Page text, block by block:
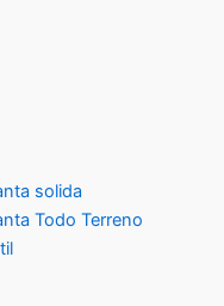
solida
Todo Terreno